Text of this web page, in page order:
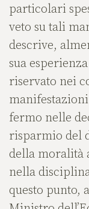
particolari
veto su tali
descrive,
sua
riservato nei
fermo nelle
risparmio del
della moralità
nella
questo punto,